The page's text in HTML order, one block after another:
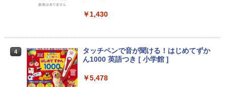
Win11搭載 ノートパソコン 超小型ノート
PC Office付き【Windows11搭載】タッ
チパネル付き/ ウェブカメラ付き/ テレ
ワーク対応/7インチ液晶/インテルCelero
n メモリ:12GB/爆速SSD256GB 使用安
心の国内サポートUMPC ノートパソコン
￥34,800
3
中古パソコン 一体型 NEC LAVIE Home
All-in-one PC-HA570RAW-2 Windows1
1 第10世代 Core i5 メモリ16GB 1TB SS
D256GB 23.8インチ Office付き DVD We
bカメラ 無線LAN Bluetooth 3ヶ月保証
ーミングモニター HDMI 24インチ 1920*
1080 FHD パソコン モニター ディスプレ
イ 非光沢 VA 4000:1 角度調整 VESA Fre
esync ps4/ps5/xbox スピーカー内蔵 kk
smart
￥1,430
4
タッチペンで音が聞ける！はじめてずか
ん1000 英語つき [ 小学館 ]
￥5,478